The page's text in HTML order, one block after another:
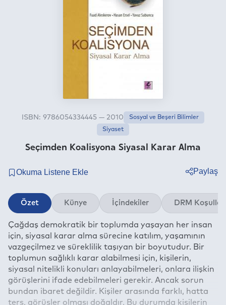
Anlaşmalı Yayınevleri
Seçimden Koalisyona Siyasal Karar Alma
ISBN: 9786054334445 — 2010
Sosyal ve Beşeri Bilimler
Siyaset
Paylaş
Twitter
Linkedin
Whatsapp
E-mail
Özet Künye İçindekiler DRM Koşulları
Çağdaş demokratik bir toplumda yaşayan her insan
için, siyasal karar alma sürecine katılım, yaşamının
vazgeçilmez ve süreklilik taşıyan bir boyutudur. Bir
toplumun sağlıklı karar alabilmesi için, kişilerin,
siyasal nitelikli konuları anlayabilmeleri, onlara ilişkin
görüşlerini ifade edebilmeleri gerekir. Ancak sorun
bundan ibaret değildir. Kişiler arasında farklı, hatta
ters, görüşler olması doğaldır. Bu durumda kişilerin